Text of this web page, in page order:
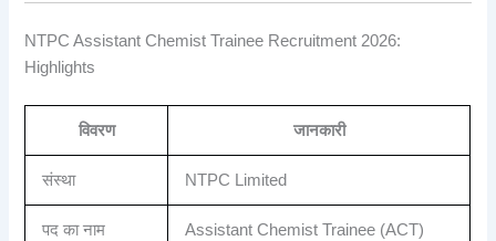
NTPC Assistant Chemist Trainee Recruitment 2026:
Highlights
विवरण जानकारी
संस्था NTPC Limited
पद का नाम Assistant Chemist Trainee (ACT)